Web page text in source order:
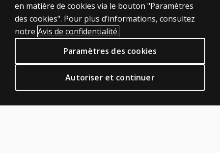
Solutions numériques
Sujets d'actualité
POLITIQUES JURIDIQUES CLINIQUES
Permissions et licences
Conditions de vente et d'utilisation
en matière de cookies via le bouton "Paramètres
des cookies". Pour plus d’informations, consultez
notre Avis de confidentialité.
Paramètres des cookies
Autoriser et continuer